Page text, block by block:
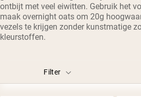
”Vegan protein“
”Collagen“
”Micellar Casein“
Weidegevoerde
ontbijt met veel eiwitten. Gebruik het
maak overnight oats om 20g
vezels te krijgen zonder kunstmatige
kleurstoffen.
Filter